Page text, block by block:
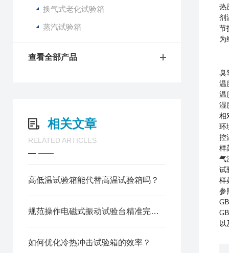
换气式老化试验箱
蒸汽试验箱
查看全部产品
相关文章
RELATED ARTICLES
高低温试验箱能代替高温试验箱吗？
规范操作电磁式振动试验台精准完成各类产品振动检测试验
如何优化冷热冲击试验箱的效率？
热
剂
节
为
臭
温
温
湿
相
环
控
样
气
试
样
参
以